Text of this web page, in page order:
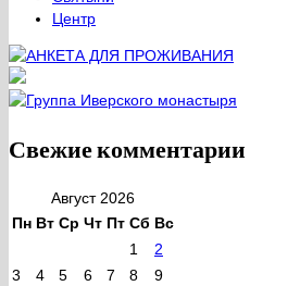
Центр
Свежие комментарии
Август 2026
Пн Вт Ср Чт Пт Сб Вс
1
2
3
4 5 6 7 8
9